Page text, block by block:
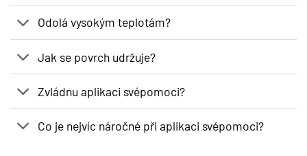
Odolá vysokým teplotám?
Jak se povrch udržuje?
Zvládnu aplikaci svépomoci?
Co je nejvíc náročné při aplikaci svépomoci?